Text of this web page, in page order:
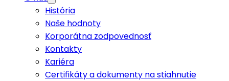
História
Naše hodnoty
Korporátna zodpovednosť
Kontakty
Kariéra
Certifikáty a dokumenty na stiahnutie